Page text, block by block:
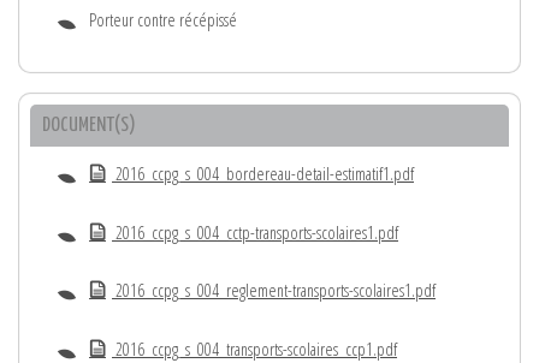
Porteur contre récépissé
DOCUMENT(S)
2016_ccpg_s_004_bordereau-detail-estimatif1.pdf
2016_ccpg_s_004_cctp-transports-scolaires1.pdf
2016_ccpg_s_004_reglement-transports-scolaires1.pdf
2016_ccpg_s_004_transports-scolaires_ccp1.pdf